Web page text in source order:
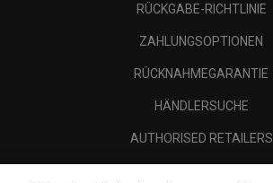
RÜCKGABE-RICHTLINIE
ZAHLUNGSOPTIONEN
RÜCKNAHMEGARANTIE
HÄNDLERSUCHE
AUTHORISED RETAILERS